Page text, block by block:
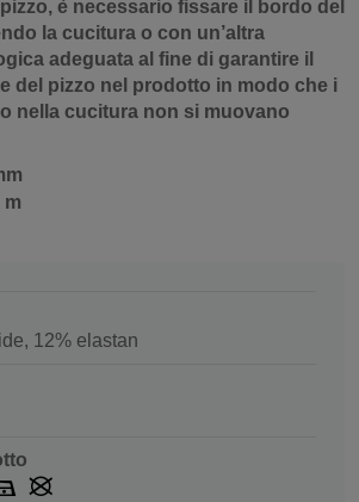
è necessario fissare il bordo del
la cucitura o con un’altra
adeguata al fine di garantire il
del pizzo nel prodotto in modo che i
nella cucitura non si muovano
m
12% elastan